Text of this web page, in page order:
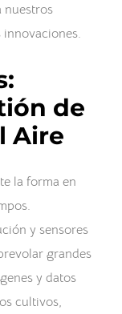
nuestros
innovaciones.
de
Aire
la forma en
y sensores
grandes
y datos
cultivos,